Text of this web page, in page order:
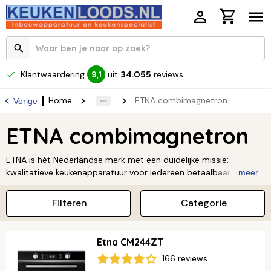
Klantwaardering 9,1 uit 34.055 reviews
Vorige Home ETNA combimagnetron
ETNA combimagnetron
ETNA is hét Nederlandse merk met een duidelijke missie:
kwalitatieve keukenapparatuur voor iedereen betaalbaar maken.
staat al 150 jaar voor een prachtig design, betrouwbaarheid en
ETNA
meer...
Categorie
Filteren
Etna CM244ZT
166 reviews